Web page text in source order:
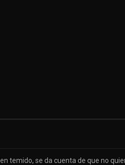
temido, se da cuenta de que no